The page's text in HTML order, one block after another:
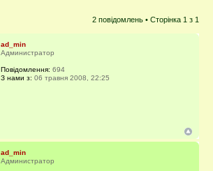
2 повідомлень • Сторінка 1 з 1
ad_min
Администратор
Повідомлення: 694
З нами з: 06 травня 2008, 22:25
ad_min
Администратор